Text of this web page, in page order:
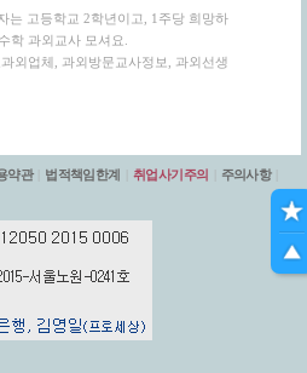
는 고등학교 2학년이고, 1주당 희망하
학 과외교사 모셔요.
외업체, 과외방문교사정보, 과외선생
약관 법적책임한계 취업사기주의 주의사항